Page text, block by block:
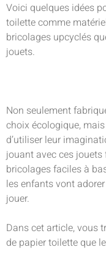
Voici quelques idées
toilette comme
bricolages upcyclés
jouets.
Non seulement
choix écologique,
d’utiliser leur
jouant avec ces
bricolages faciles à
les enfants vont
jouer.
Dans cet article, vous
de papier toilette que